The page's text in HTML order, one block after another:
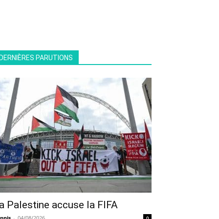
PARUTIONS
Palestine accuse la FIFA